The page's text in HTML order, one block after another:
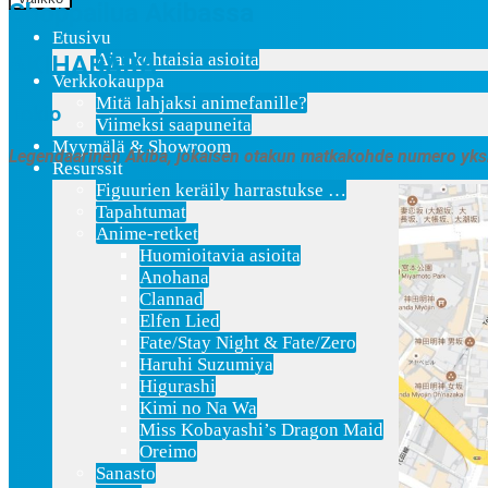
Etusivu
Ajankohtaisia asioita
Verkkokauppa
Mitä lahjaksi animefanille?
Viimeksi saapuneita
Myymälä & Showroom
Resurssit
Figuurien keräily harrastukse …
Tapahtumat
Anime-retket
Huomioitavia asioita
Anohana
Clannad
Elfen Lied
Fate/Stay Night & Fate/Zero
Haruhi Suzumiya
Higurashi
Kimi no Na Wa
Miss Kobayashi’s Dragon Maid
Oreimo
Sanasto
Shoppailua Akibassa
AKIHABARA
Tokio
Legendaarinen Akiba, jokaisen otakun matkakohde numero